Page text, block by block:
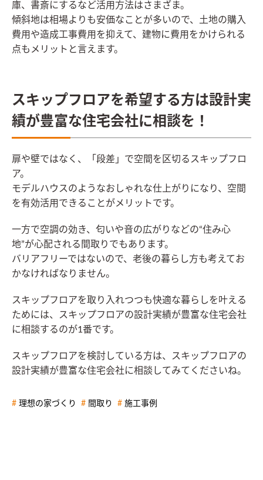
庫、書斎にするなど活用方法はさまざま。
傾斜地は相場よりも安価なことが多いので、土地の購入
費用や造成工事費用を抑えて、建物に費用をかけられる
点もメリットと言えます。
スキップフロアを希望する方は設計実
績が豊富な住宅会社に相談を！
扉や壁ではなく、「段差」で空間を区切るスキップフロ
ア。
モデルハウスのようなおしゃれな仕上がりになり、空間
を有効活用できることがメリットです。
一方で空調の効き、匂いや音の広がりなどの“住み心
地”が心配される間取りでもあります。
バリアフリーではないので、老後の暮らし方も考えてお
かなければなりません。
スキップフロアを取り入れつつも快適な暮らしを叶える
ためには、スキップフロアの設計実績が豊富な住宅会社
に相談するのが1番です。
スキップフロアを検討している方は、スキップフロアの
設計実績が豊富な住宅会社に相談してみてくださいね。
理想の家づくり 間取り 施工事例